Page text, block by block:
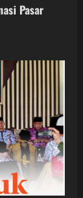
Pasar